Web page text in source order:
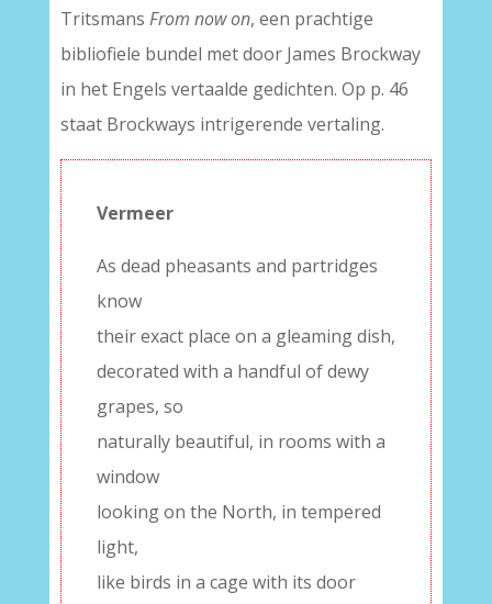
Tritsmans From now on, een prachtige
bibliofiele bundel met door James Brockway
in het Engels vertaalde gedichten. Op p. 46
staat Brockways intrigerende vertaling.
Vermeer
As dead pheasants and partridges
know
their exact place on a gleaming dish,
decorated with a handful of dewy
grapes, so
naturally beautiful, in rooms with a
window
looking on the North, in tempered
light,
like birds in a cage with its door